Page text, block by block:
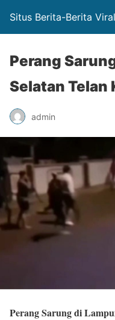
Situs Berita-Berita
Perang
Selatan Telan
admin
Perang Sarung di